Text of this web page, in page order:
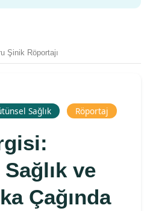
Şinik Röportajı
Sağlık Röportaj
ve
Çağında